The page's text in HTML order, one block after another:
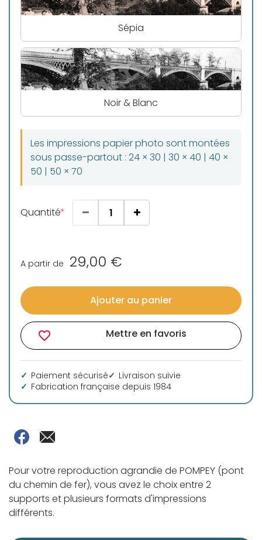
Sépia
Noir & Blanc
Les impressions papier photo sont montées
sous passe-partout : 24 × 30 | 30 × 40 | 40 ×
50 | 50 × 70
Quantité
A partir de 29,00 €
Ajouter au panier
favorite_border Mettre en favoris
Paiement sécurisé
Livraison suivie
Fabrication française depuis 1984
Pour votre reproduction agrandie de POMPEY (pont
du chemin de fer), vous avez le choix entre 2
supports et plusieurs formats d'impressions
différents.